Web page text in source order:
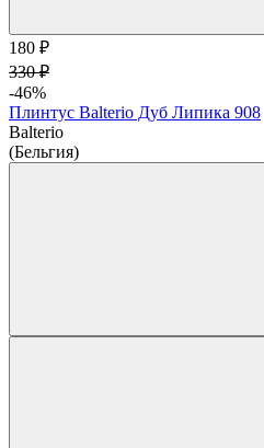
180 ₽
330 ₽
-46%
Плинтус Balterio Дуб Липика 908
Balterio
(Бельгия)